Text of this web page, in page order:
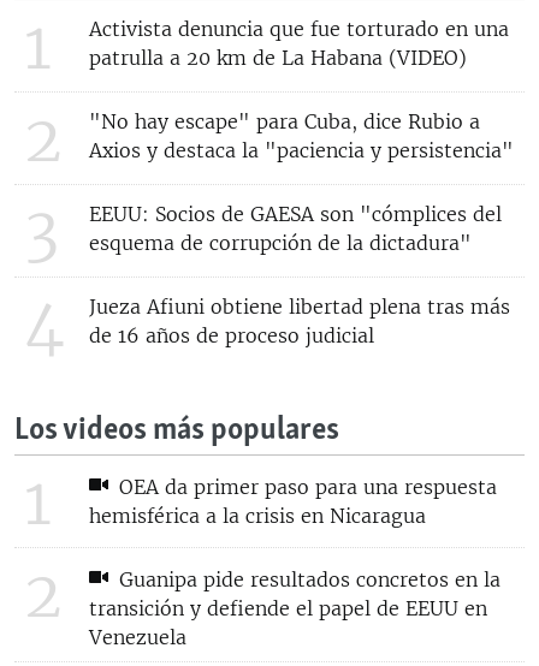
1
Activista denuncia que fue torturado en una
patrulla a 20 km de La Habana (VIDEO)
2
"No hay escape" para Cuba, dice Rubio a
Axios y destaca la "paciencia y persistencia"
3
EEUU: Socios de GAESA son "cómplices del
esquema de corrupción de la dictadura"
4
Jueza Afiuni obtiene libertad plena tras más
de 16 años de proceso judicial
Los videos más populares
1
OEA da primer paso para una respuesta
hemisférica a la crisis en Nicaragua
2
Guanipa pide resultados concretos en la
transición y defiende el papel de EEUU en
Venezuela